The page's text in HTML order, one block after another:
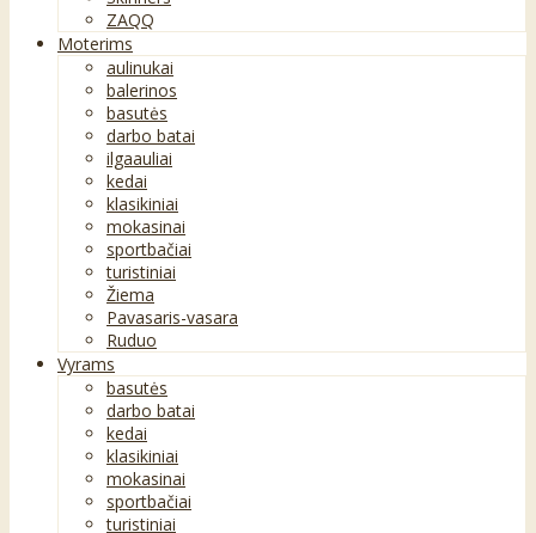
ZAQQ
Moterims
aulinukai
balerinos
basutės
darbo batai
ilgaauliai
kedai
klasikiniai
mokasinai
sportbačiai
turistiniai
Žiema
Pavasaris-vasara
Ruduo
Vyrams
basutės
darbo batai
kedai
klasikiniai
mokasinai
sportbačiai
turistiniai